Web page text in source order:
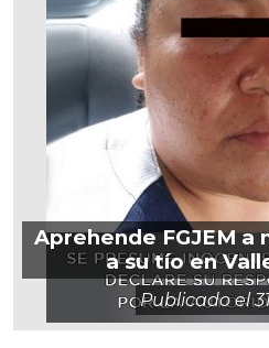
Aprehende FGJEM a
a su tío en
Publicado el